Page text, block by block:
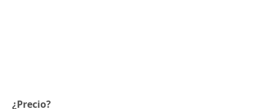
¿Precio?